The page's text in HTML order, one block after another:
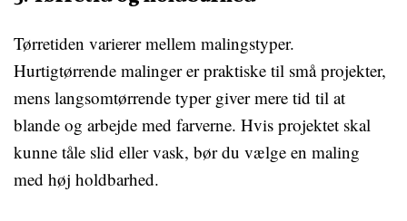
Tørretiden varierer mellem malingstyper.
Hurtigtørrende malinger er praktiske til små projekter,
mens langsomtørrende typer giver mere tid til at
blande og arbejde med farverne. Hvis projektet skal
kunne tåle slid eller vask, bør du vælge en maling
med høj holdbarhed.